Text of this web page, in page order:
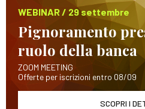
WEBINAR / 29 settembre
Pignoramento
ruolo della banca
ZOOM MEETING
Offerte per iscrizioni entro 08/09
SCOPRI I